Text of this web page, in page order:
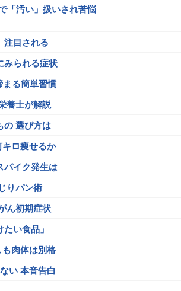
「汚い」扱いされ苦悩
注目される
みられる症状
まる簡単習慣
養士が解説
の 選び方は
ロ痩せるか
パイク発生は
りパン術
ん初期症状
い食品」
肉体は別格
い 本音告白